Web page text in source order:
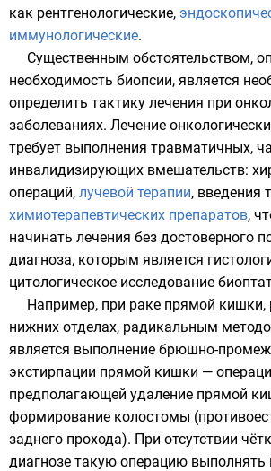
как рентгенологические,
иммунологические.
Существенным обстоятельством,
необходимость биопсии, является
определить тактику лечения при
заболеваниях. Лечение
требует выполнения травматичных,
инвалидизирующих вмешательств:
операций, лучевой терапии, введения
химиотерапевтических препаратов,
начинать лечения без достоверного
диагноза, которым является
цитологическое исследование
Например, при раке прямой кишки,
нижних отделах, радикальным
является выполнение брюшно-
экстирпации прямой кишки —
предполагающей удаление прямой
формирование колостомы
заднего прохода). При отсутствии
диагнозе такую операцию выполнять